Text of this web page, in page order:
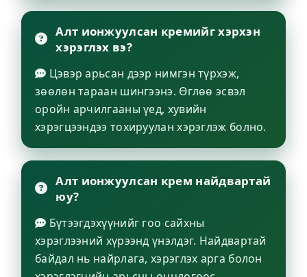
Алт ионжуулсан кремийг хэрхэн
хэрэглэх вэ?
Цэвэр арьсан дээр нимгэн түрхэж,
зөөлөн тараан шингээнэ. Өглөө эсвэл
оройн арчилгааны үед, хувийн
хэрэгцээндээ тохируулан хэрэглэж болно.
Алт ионжуулсан крем найдвартай
юу?
Бүтээгдэхүүнийг гоо сайхны
хэрэглээний хүрээнд үнэлдэг. Найдвартай
байдал нь найрлага, хэрэглэх арга болон